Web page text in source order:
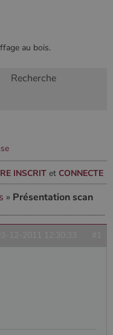
au bois.
Recherche
INSCRITet CONNECTE
» Présentation scan